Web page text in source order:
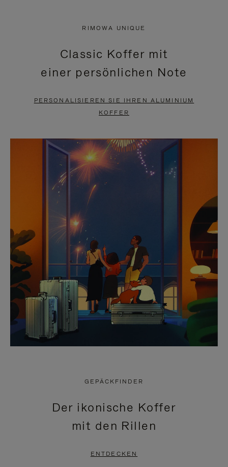
PAUSIERT,
BITTE
DRÜCKEN
ANZUHALTEN
KLICKEN
SIE
ZUM
AUFHEBEN
STUMMSCHALTUNG
RIMOWA UNIQUE
Classic Koffer mit
einer persönlichen Note
PERSONALISIEREN SIE IHREN ALUMINIUM
KOFFER
GEPÄCKFINDER
Der ikonische Koffer
mit den Rillen
ENTDECKEN